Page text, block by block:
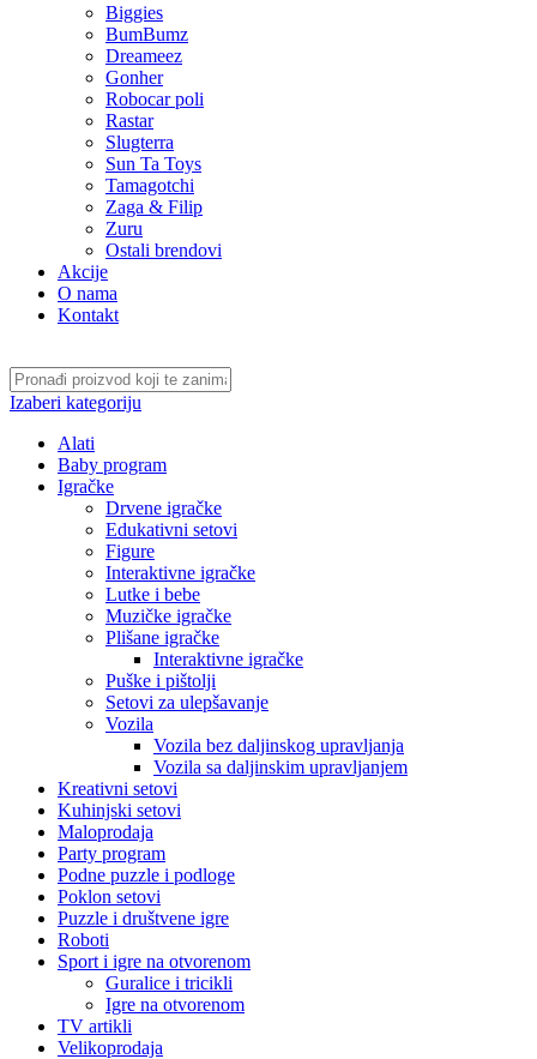
Biggies
BumBumz
Dreameez
Gonher
Robocar poli
Rastar
Slugterra
Sun Ta Toys
Tamagotchi
Zaga & Filip
Zuru
Ostali brendovi
Akcije
O nama
Kontakt
Izaberi kategoriju
Alati
Baby program
Igračke
Drvene igračke
Edukativni setovi
Figure
Interaktivne igračke
Lutke i bebe
Muzičke igračke
Plišane igračke
Interaktivne igračke
Puške i pištolji
Setovi za ulepšavanje
Vozila
Vozila bez daljinskog upravljanja
Vozila sa daljinskim upravljanjem
Kreativni setovi
Kuhinjski setovi
Maloprodaja
Party program
Podne puzzle i podloge
Poklon setovi
Puzzle i društvene igre
Roboti
Sport i igre na otvorenom
Guralice i tricikli
Igre na otvorenom
TV artikli
Velikoprodaja